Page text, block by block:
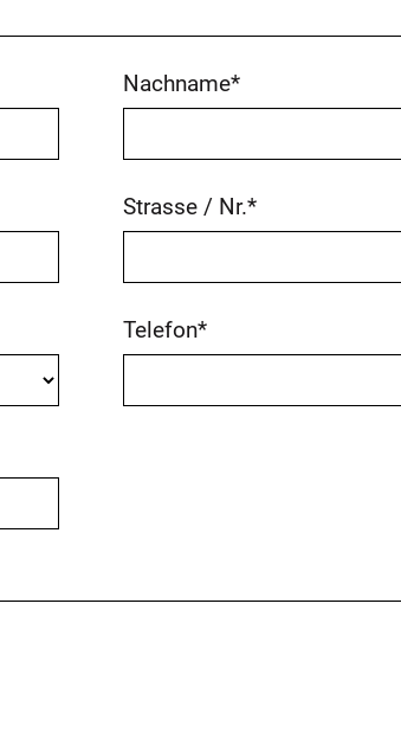
Nachname*
Strasse / Nr.*
Telefon*